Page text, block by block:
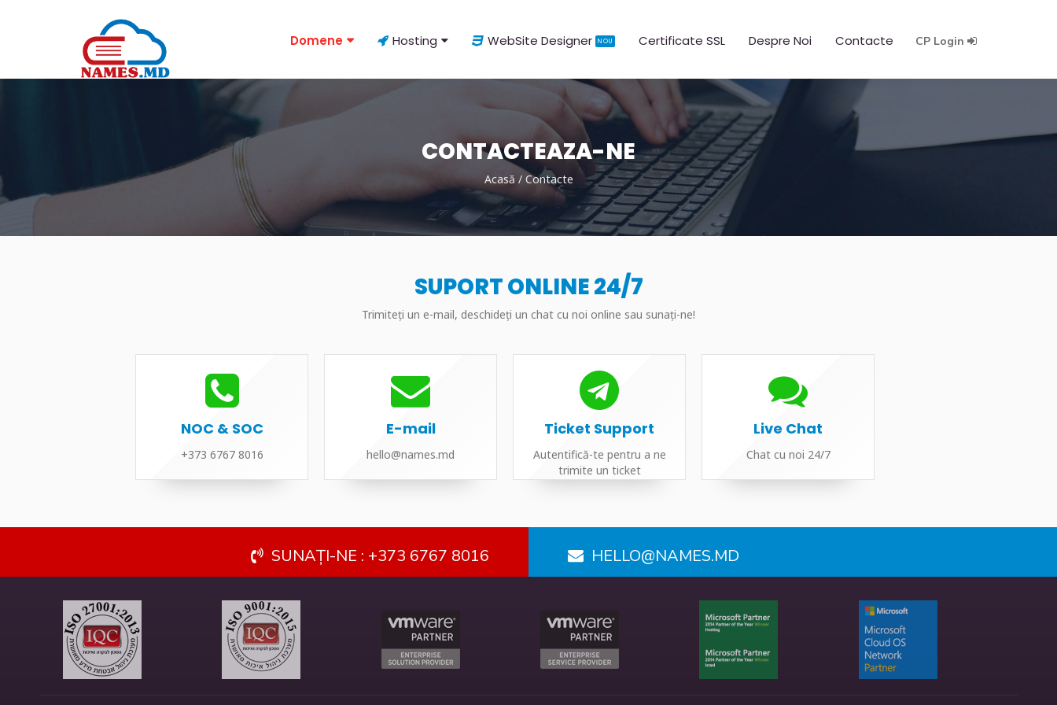
CP Login
Domene Hosting WebSite Designer NOU Certificate SSL Despre Noi Contacte
CONTACTEAZA-NE
Acasă / Contacte
SUPORT ONLINE 24/7
Trimiteți un e-mail, deschideți un chat cu noi online sau sunați-ne!
NOC & SOC
+373 6767 8016
E-mail
hello@names.md
Ticket Support
Autentifică-te pentru a ne
trimite un ticket
Live Chat
Chat cu noi 24/7
SUNAȚI-NE : +373 6767 8016 HELLO@NAMES.MD